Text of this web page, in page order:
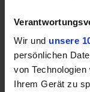
Wir und unsere
persönlichen
von
Ihrem Gerät zu
ASRock
Kein